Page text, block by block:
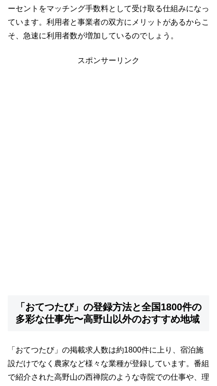
ーセントをマッチング手数料として受け取る仕組みになっ
ています。利用者と事業者の双方にメリットがあるからこ
そ、急速に利用者数が増加しているのでしょう。
スポンサーリンク
「おてつたび」の登録方法と全国1800件の
多彩な仕事先〜高野山以外のおすすめ地域
「おてつたび」の掲載求人数は約1800件に上り、宿泊施
設だけでなく農家など様々な業種が登録しています。番組
で紹介された高野山の西禅院のような寺院での仕事や、理